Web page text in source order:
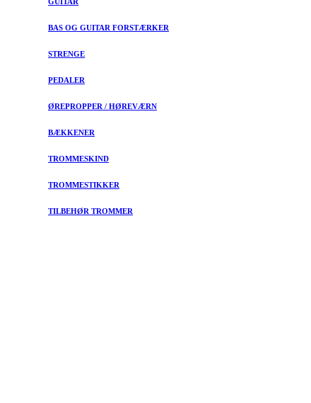
BAS OG GUITAR FORSTÆRKER
STRENGE
PEDALER
ØREPROPPER / HØREVÆRN
BÆKKENER
TROMMESKIND
TROMMESTIKKER
TILBEHØR TROMMER